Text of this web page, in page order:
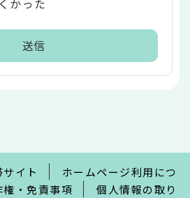
サイト
ホームページ利用につ
権・免責事項
個人情報の取り